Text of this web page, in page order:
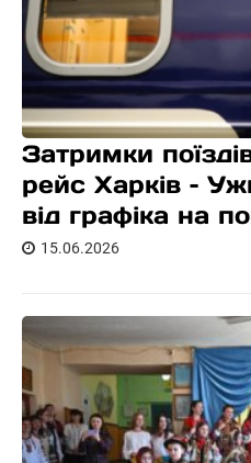
Затримки
рейс Харків –
від графіка на
15.06.2026